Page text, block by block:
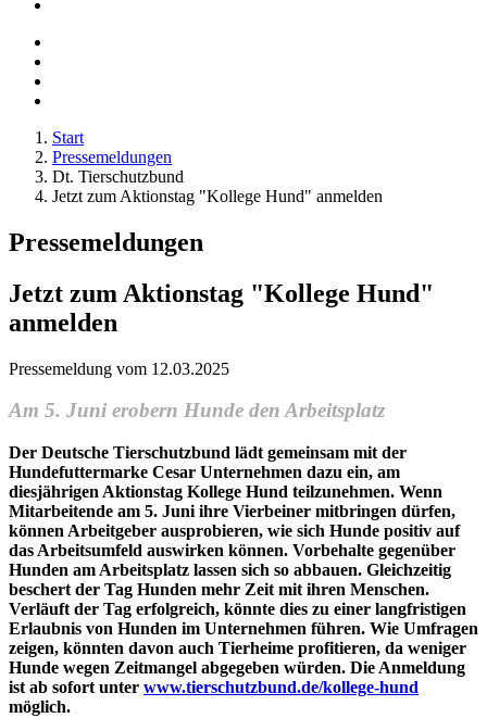
Start
Pressemeldungen
Dt. Tierschutzbund
Jetzt zum Aktionstag "Kollege Hund" anmelden
Pressemeldungen
Jetzt zum Aktionstag "Kollege Hund"
anmelden
Pressemeldung vom 12.03.2025
Am 5. Juni erobern Hunde den Arbeitsplatz
Der Deutsche Tierschutzbund lädt gemeinsam mit der
Hundefuttermarke Cesar Unternehmen dazu ein, am
diesjährigen Aktionstag Kollege Hund teilzunehmen. Wenn
Mitarbeitende am 5. Juni ihre Vierbeiner mitbringen dürfen,
können Arbeitgeber ausprobieren, wie sich Hunde positiv auf
das Arbeitsumfeld auswirken können. Vorbehalte gegenüber
Hunden am Arbeitsplatz lassen sich so abbauen. Gleichzeitig
beschert der Tag Hunden mehr Zeit mit ihren Menschen.
Verläuft der Tag erfolgreich, könnte dies zu einer langfristigen
Erlaubnis von Hunden im Unternehmen führen. Wie Umfragen
zeigen, könnten davon auch Tierheime profitieren, da weniger
Hunde wegen Zeitmangel abgegeben würden. Die Anmeldung
ist ab sofort unter www.tierschutzbund.de/kollege-hund
möglich.